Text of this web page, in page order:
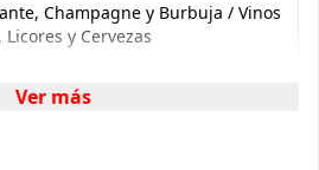
Champagne y Burbuja / Vinos
Licores y Cervezas
Ver más